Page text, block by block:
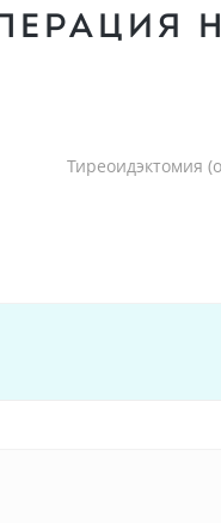
Тиреоидэктомия